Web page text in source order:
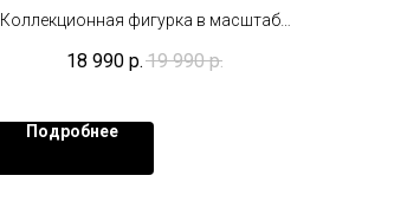
Коллекционная фигурка в масштабе
18 990 р.19 990 р.
Подробнее